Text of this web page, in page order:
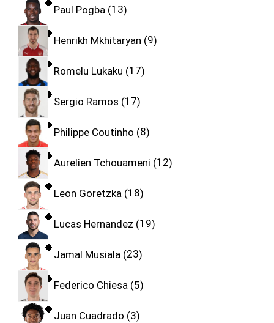
Paul Pogba 13
Henrikh Mkhitaryan 9
Romelu Lukaku 17
Sergio Ramos 17
Philippe Coutinho 8
Aurelien Tchouameni 12
Leon Goretzka 18
Lucas Hernandez 19
Jamal Musiala 23
Federico Chiesa 5
Juan Cuadrado 3